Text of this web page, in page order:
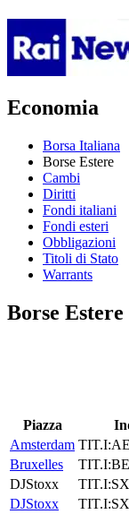
Economia
Borsa Italiana
Borse Estere
Cambi
Diritti
Fondi italiani
Fondi esteri
Obbligazioni
Titoli di Stato
Warrants
Borse Estere
Piazza
Amsterdam
Bruxelles
DJStoxx
DJStoxx